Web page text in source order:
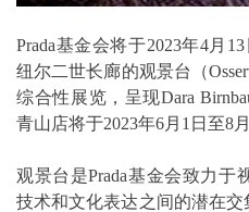
Prada基金会将于2023年4月
纽尔二世长廊的观景台（
综合性展览，呈现Dara
青山店将于2023年6月1日至8
观景台是Prada基金会致力于
技术和文化表达之间的潜在